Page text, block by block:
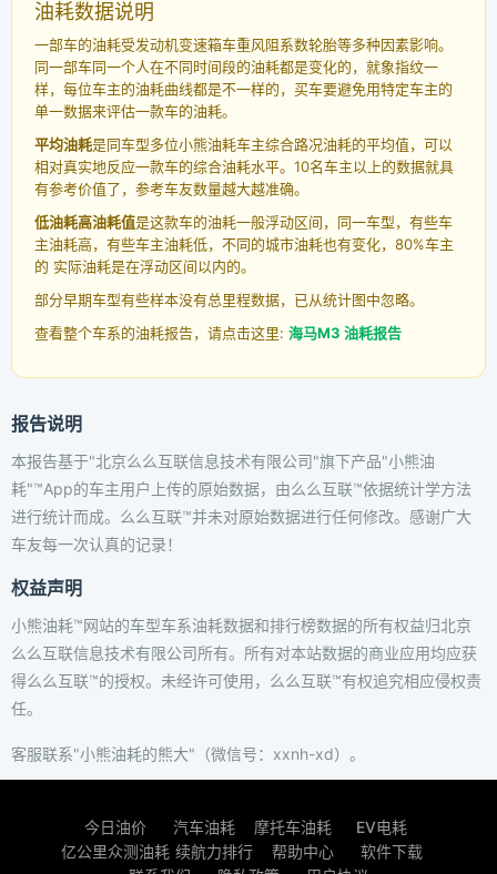
油耗数据说明
一部车的油耗受发动机变速箱车重风阻系数轮胎等多种因素影响。
同一部车同一个人在不同时间段的油耗都是变化的，就象指纹一
样，每位车主的油耗曲线都是不一样的，买车要避免用特定车主的
单一数据来评估一款车的油耗。
平均油耗是同车型多位小熊油耗车主综合路况油耗的平均值，可以
相对真实地反应一款车的综合油耗水平。10名车主以上的数据就具
有参考价值了，参考车友数量越大越准确。
低油耗高油耗值是这款车的油耗一般浮动区间，同一车型，有些车
主油耗高，有些车主油耗低，不同的城市油耗也有变化，80%车主
的 实际油耗是在浮动区间以内的。
部分早期车型有些样本没有总里程数据，已从统计图中忽略。
查看整个车系的油耗报告，请点击这里: 海马M3 油耗报告
报告说明
本报告基于"北京么么互联信息技术有限公司"旗下产品"小熊油
耗"™App的车主用户上传的原始数据，由么么互联™依据统计学方法
进行统计而成。么么互联™并未对原始数据进行任何修改。感谢广大
车友每一次认真的记录！
权益声明
小熊油耗™网站的车型车系油耗数据和排行榜数据的所有权益归北京
么么互联信息技术有限公司所有。所有对本站数据的商业应用均应获
得么么互联™的授权。未经许可使用，么么互联™有权追究相应侵权责
任。
客服联系"小熊油耗的熊大"（微信号：xxnh-xd）。
今日油价 汽车油耗 摩托车油耗
EV电耗
亿公里众测油耗 续航力排行 帮助中心
软件下载